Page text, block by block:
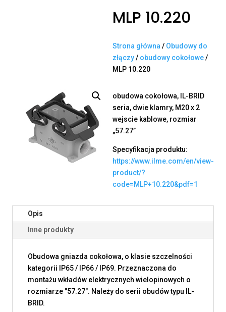
MLP 10.220
Strona główna / Obudowy do
złączy/ obudowy cokołowe/
MLP 10.220
obudowa cokołowa, IL-BRID
seria, dwie klamry, M20 x 2
wejscie kablowe, rozmiar
„57.27”
Specyfikacja produktu:
https://www.ilme.com/en/view-
product/?
code=MLP+10.220&pdf=1
Opis
Inne produkty
Obudowa gniazda cokołowa, o klasie szczelności
kategorii IP65 / IP66 / IP69. Przeznaczona do
montażu wkładów elektrycznych wielopinowych o
rozmiarze "57.27". Należy do serii obudów typu IL-
BRID.